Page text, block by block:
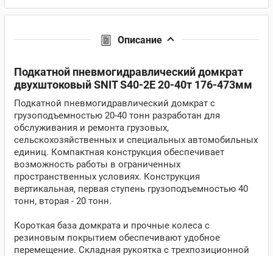
Описание
Подкатной пневмогидравлический домкрат
двухштоковый SNIT S40-2E 20-40т 176-473мм
Подкатной пневмогидравлический домкрат с
грузоподъемностью 20-40 тонн разработан для
обслуживания и ремонта грузовых,
сельскохозяйственных и специальных автомобильных
единиц. Компактная конструкция обеспечивает
возможность работы в ограниченных
пространственных условиях. Конструкция
вертикальная, первая ступень грузоподъемностью 40
тонн, вторая - 20 тонн.
Короткая база домкрата и прочные колеса с
резиновым покрытием обеспечивают удобное
перемещение. Складная рукоятка с трехпозиционной